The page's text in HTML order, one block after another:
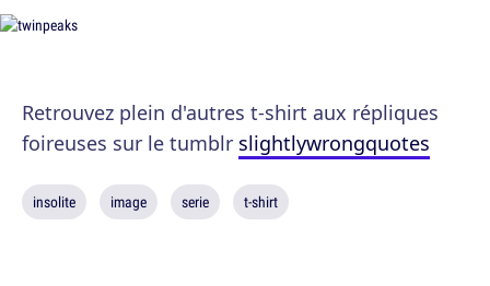
Retrouvez plein d'autres t-shirt aux répliques
foireuses sur le tumblr slightlywrongquotes
insolite image serie t-shirt